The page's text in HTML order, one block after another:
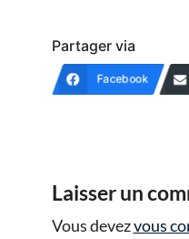
Partager via
Facebook
Laisser un
Vous devezvous